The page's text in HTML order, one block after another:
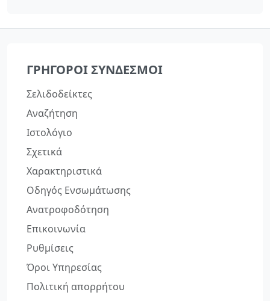
ΓΡΉΓΟΡΟΙ ΣΎΝΔΕΣΜΟΙ
Σελιδοδείκτες
Αναζήτηση
Ιστολόγιο
Σχετικά
Χαρακτηριστικά
Οδηγός Ενσωμάτωσης
Ανατροφοδότηση
Επικοινωνία
Ρυθμίσεις
Όροι Υπηρεσίας
Πολιτική απορρήτου